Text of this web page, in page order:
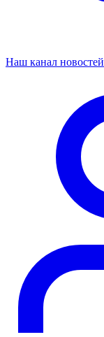
Наш канал новостей